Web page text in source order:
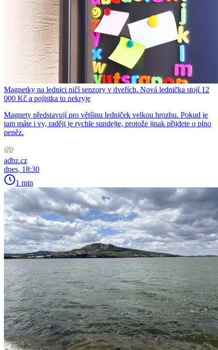
Magnetky na lednici ničí senzory v dveřích. Nová lednička stojí 12
000 Kč a pojistka to nekryje
Magnety představují pro většinu ledniček velkou hrozbu. Pokud je
tam máte i vy, raději je rychle sundejte, protože jinak přijdete o plno
peněz.
adbz.cz
dnes, 18:30
1 min